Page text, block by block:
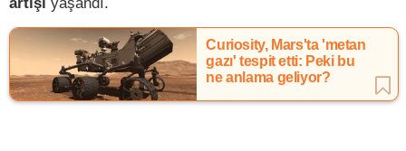
Curiosity, Mars'ta 'metan
gazı' tespit etti: Peki bu
ne anlama geliyor?